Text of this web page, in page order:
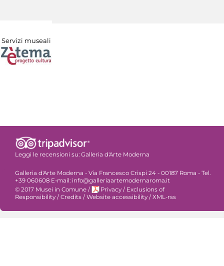
Servizi museali
Leggi le recensioni su: Galleria d'Arte Moderna
Galleria d'Arte Moderna - Via Francesco Crispi 24 - 00187 Roma - Tel.
+39 060608 E-mail: info@galleriaartemodernaroma.it
© 2017 Musei in Comune / Privacy / Exclusions of
Responsibility / Credits / Website accessibility / XML-rss